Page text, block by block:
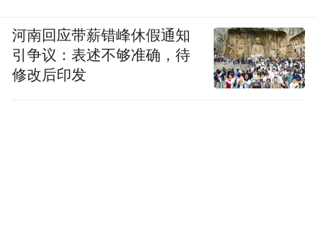
河南回应带薪错峰休假通知
引争议：表述不够准确，待
修改后印发